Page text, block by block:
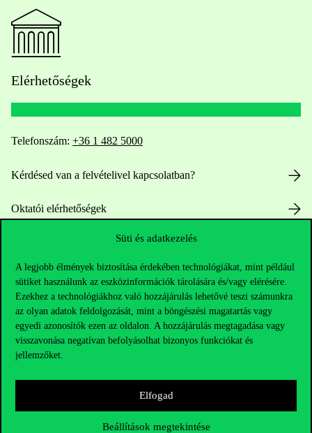
Süti és adatkezelés
A legjobb élmények biztosítása érdekében technológiákat, mint például
sütiket használunk az eszközinformációk tárolására és/vagy elérésére.
Ezekhez a technológiákhoz való hozzájárulás lehetővé teszi számunkra
az olyan adatok feldolgozását, mint a böngészési magatartás vagy
egyedi azonosítók ezen az oldalon. A hozzájárulás megtagadása vagy
visszavonása negatívan befolyásolhat bizonyos funkciókat és
jellemzőket.
Elfogad
Beállítások megtekintése
Elérhetőségek
Telefonszám: +36 1 482 5000
Kérdésed van a felvételivel kapcsolatban?
Oktatói elérhetőségek
HUB jelenlegi hallgatóinknak
Sajtó:press@uni-corvinus.hu